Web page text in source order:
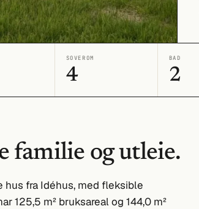
SOVEROM
4
BAD
2
familie og utleie.
hus fra Idéhus, med fleksible
125,5 m² bruksareal og 144,0 m²